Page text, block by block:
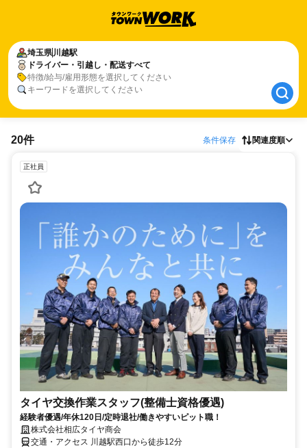
埼玉県川越駅
ドライバー・引越し・配送すべて
特徴/給与/雇用形態を選択してください
キーワードを選択してください
埼玉県川越駅
ドライバー・引越し・配送すべて
20件 条件保存 関連度順
正社員
タイヤ交換作業スタッフ(整備士資格優遇)
経験者優遇/年休120日/定時退社/働きやすいピット職！
株式会社相広タイヤ商会
交通・アクセス 川越駅西口から徒歩12分